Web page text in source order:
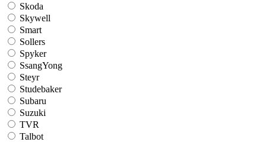
Skoda
Skywell
Smart
Sollers
Spyker
SsangYong
Steyr
Studebaker
Subaru
Suzuki
TVR
Talbot